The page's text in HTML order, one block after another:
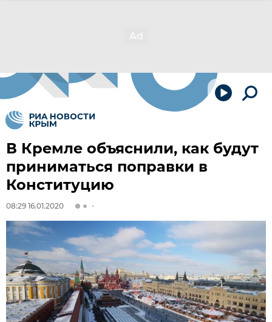
В Кремле объяснили, как будут
приниматься поправки в
Конституцию
08:29 16.01.2020